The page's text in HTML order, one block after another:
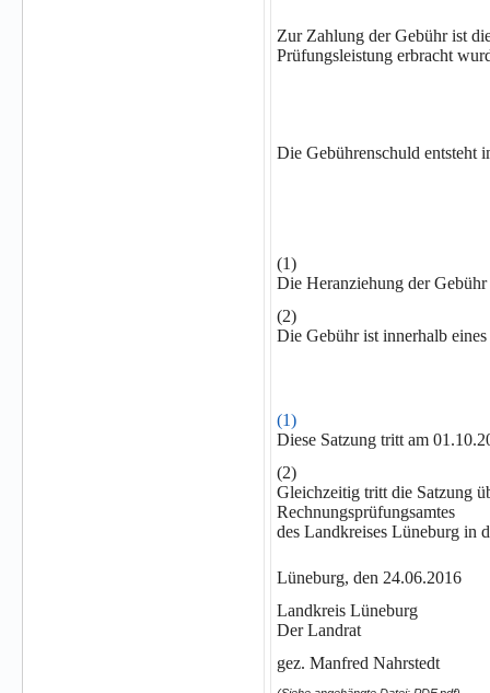
Zur Zahlung der Gebühr ist
Prüfungsleistung erbracht
Die Gebührenschuld entsteht
(1)
Die Heranziehung der
(2)
Die Gebühr ist innerhalb
(1)
Diese Satzung tritt am
(2)
Gleichzeitig tritt die Satzung
Rechnungsprüfungsamtes
des Landkreises Lüneburg in
Lüneburg, den 24.06.2016
Landkreis Lüneburg
Der Landrat
gez. Manfred Nahrstedt